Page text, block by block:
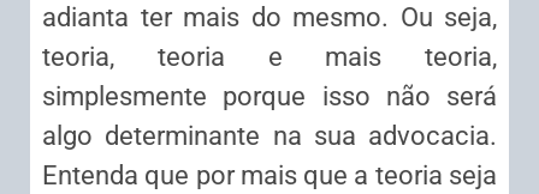
adianta ter mais do mesmo. Ou seja,
teoria, teoria e mais teoria,
simplesmente porque isso não será
algo determinante na sua advocacia.
Entenda que por mais que a teoria seja